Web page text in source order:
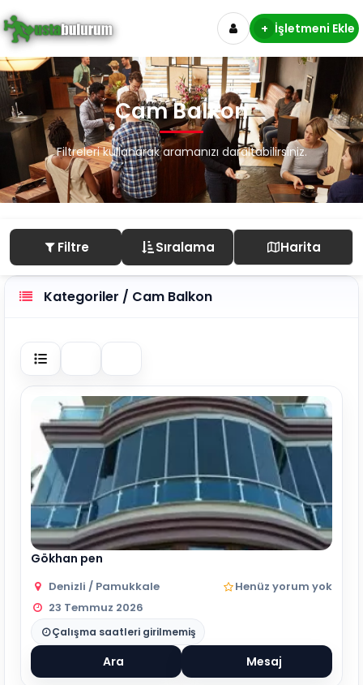
+ İşletmeni Ekle
Cam Balkon
Filtreleri kullanarak aramanızı daraltabilirsiniz.
Filtre Sıralama Harita
Kategoriler / Cam Balkon
Gökhan pen
Denizli / Pamukkale
Henüz yorum yok
23 Temmuz 2026
Çalışma saatleri girilmemiş
Ara Mesaj